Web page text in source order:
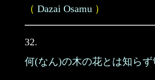
（ Dazai Osamu ）
32.
何(なん)の木の花とは知ら